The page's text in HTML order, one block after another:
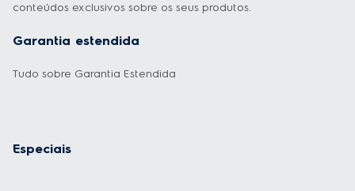
conteúdos exclusivos sobre os seus produtos.
Garantia estendida
Tudo sobre Garantia Estendida
Especiais